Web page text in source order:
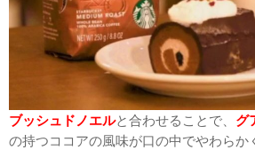
ブッシュドノエルと合わせることで、 グ
の持つココアの風味が口の中でやわらか